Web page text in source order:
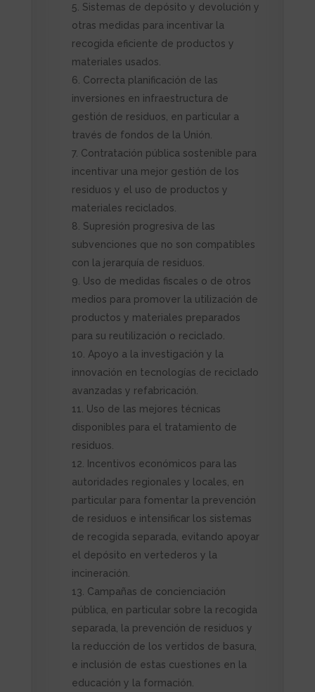
Sistemas de depósito y devolución y
otras medidas para incentivar la
recogida eficiente de productos y
materiales usados.
Correcta planificación de las
inversiones en infraestructura de
gestión de residuos, en particular a
través de fondos de la Unión.
Contratación pública sostenible para
incentivar una mejor gestión de los
residuos y el uso de productos y
materiales reciclados.
Supresión progresiva de las
subvenciones que no son compatibles
con la jerarquía de residuos.
Uso de medidas fiscales o de otros
medios para promover la utilización de
productos y materiales preparados
para su reutilización o reciclado.
Apoyo a la investigación y la
innovación en tecnologías de reciclado
avanzadas y refabricación.
Uso de las mejores técnicas
disponibles para el tratamiento de
residuos.
Incentivos económicos para las
autoridades regionales y locales, en
particular para fomentar la prevención
de residuos e intensificar los sistemas
de recogida separada, evitando apoyar
el depósito en vertederos y la
incineración.
Campañas de concienciación
pública, en particular sobre la recogida
separada, la prevención de residuos y
la reducción de los vertidos de basura,
e inclusión de estas cuestiones en la
educación y la formación.